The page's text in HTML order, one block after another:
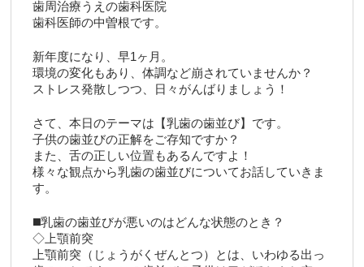
歯周治療うえの歯科医院
歯科医師の中曽根です。
新年度になり、早1ヶ月。
環境の変化もあり、体調など崩されていませんか？
ストレス発散しつつ、日々がんばりましょう！
さて、本日のテーマは【乳歯の歯並び】です。
子供の歯並びの正解をご存知ですか？
また、舌の正しい位置もあるんですよ！
様々な観点から乳歯の歯並びについてお話していきま
す。
◼️乳歯の歯並びが悪いのはどんな状態のとき？
◇上顎前突
上顎前突（じょうがくぜんとつ）とは、いわゆる出っ